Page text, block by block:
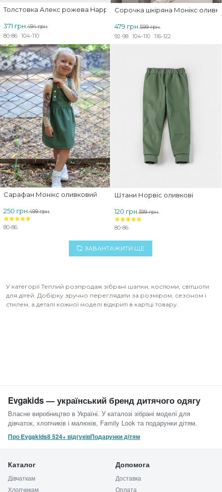
Толстовка Алекс рожева Happeness
494 грн.
371 грн.
80-86 104-110
Сорочка шкіряна Монікс
599 грн.
479 грн.
92-98 104-110 116-122
Сарафан Монікс оливковий
499 грн.
250 грн.
80-86
Штани Норвіс оливкові
399 грн.
120 грн.
80-86
ЗАВАНТАЖИТИ ЩЕ
У категорії Теплий розпродаж зібрані шапки, костюми, світшоти
для дітей. Добірку зручно переглядати за розміром, сезоном і
стилем, а деталі кожної моделі відкриті в картці товару.
Evgakids — український бренд дитячого одягу
Власне виробництво в Україні. У каталозі зібрані моделі для
дівчаток, хлопчиків і малюків, Family Look та подарунки дітям.
Про Evgakids8 524+ відгуківПодарунки дітям
Каталог
Дівчаткам
Хлопчикам
Допомога
Доставка
Оплата